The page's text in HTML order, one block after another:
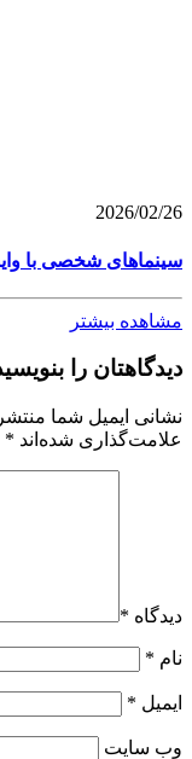
2026/02/26
سینماهای شخصی با
مشاهده بیشتر
دیدگاهتان را
نشانی ایمیل شما
علامت‌گذاری شده‌اند *
دیدگاه *
نام *
ایمیل *
وب‌ سایت